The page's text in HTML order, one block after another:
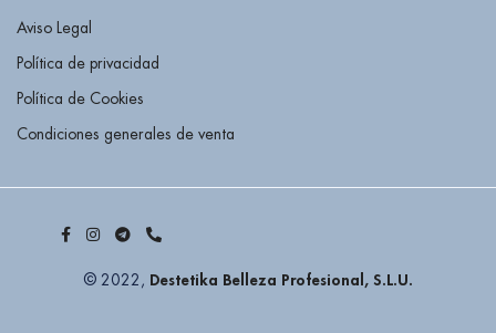
Aviso Legal
Política de privacidad
Política de Cookies
Condiciones generales de venta
© 2022, Destetika Belleza Profesional, S.L.U.